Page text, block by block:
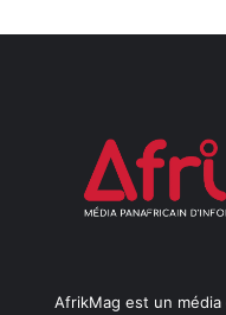
AfrikMag est un média